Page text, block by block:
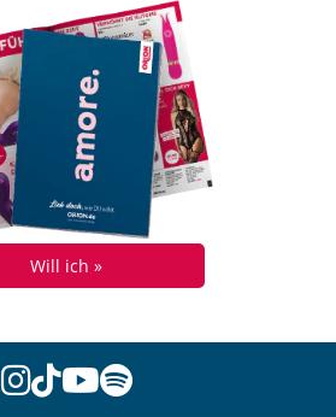
Will ich »
instagram
tiktok
youtube
spotify